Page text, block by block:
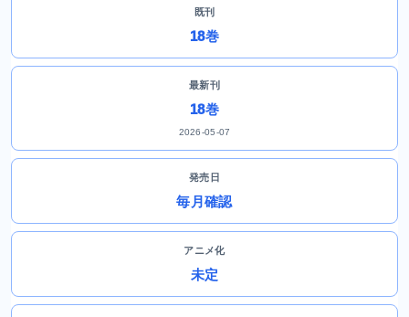
既刊
18巻
最新刊
18巻
2026-05-07
発売日
毎月確認
アニメ化
未定